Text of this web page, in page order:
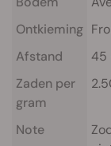
Ontkieming
Afstand
45
Zaden per
gram
Note